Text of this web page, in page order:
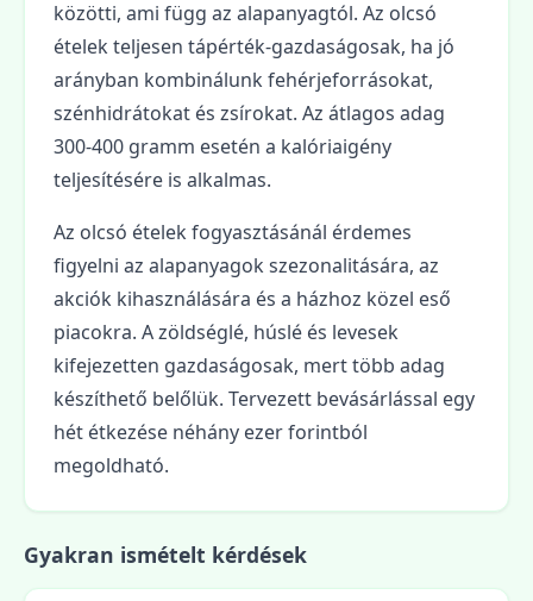
közötti, ami függ az alapanyagtól. Az olcsó
ételek teljesen tápérték-gazdaságosak, ha jó
arányban kombinálunk fehérjeforrásokat,
szénhidrátokat és zsírokat. Az átlagos adag
300-400 gramm esetén a kalóriaigény
teljesítésére is alkalmas.
Az olcsó ételek fogyasztásánál érdemes
figyelni az alapanyagok szezonalitására, az
akciók kihasználására és a házhoz közel eső
piacokra. A zöldséglé, húslé és levesek
kifejezetten gazdaságosak, mert több adag
készíthető belőlük. Tervezett bevásárlással egy
hét étkezése néhány ezer forintból
megoldható.
Gyakran ismételt kérdések